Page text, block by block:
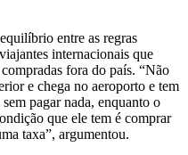
entre as regras
internacionais que
fora do país. “Não
e chega no aeroporto e tem
pagar nada, enquanto o
que ele tem é comprar
taxa”, argumentou.